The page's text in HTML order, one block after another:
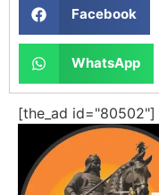
Facebook
WhatsApp
[the_ad id="80502"]